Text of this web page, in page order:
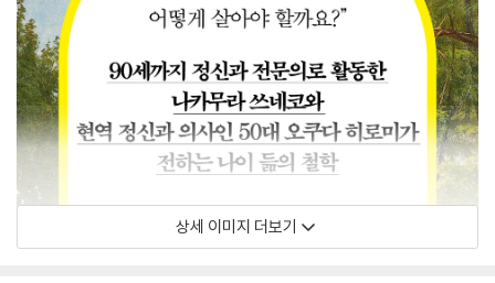
상세 이미지 더보기